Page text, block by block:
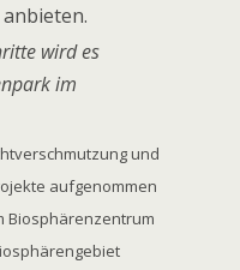
wird es
im
und
aufgenommen
Biosphärenzentrum